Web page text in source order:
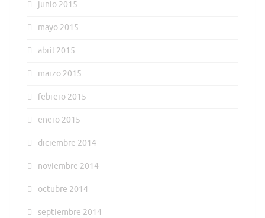
junio 2015
mayo 2015
abril 2015
marzo 2015
febrero 2015
enero 2015
diciembre 2014
noviembre 2014
octubre 2014
septiembre 2014